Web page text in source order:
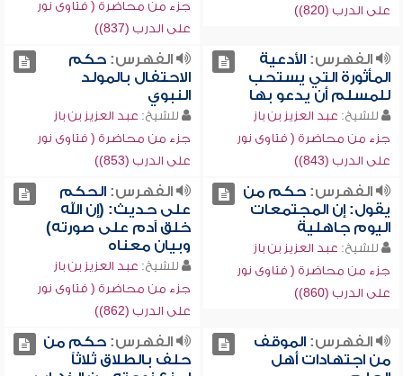
على الدرب (820))
جزء من محاضرة ( فتاوى نور
على الدرب (837))
الفهرس:الأدعية
المأثورة التي يستحب
للمسلم أن يدعو بها
للشيخ: عبد العزيز بن باز
جزء من محاضرة ( فتاوى نور
على الدرب (843))
الفهرس:حكم
الاحتفال بالمولد
النبوي
للشيخ: عبد العزيز بن باز
جزء من محاضرة ( فتاوى نور
على الدرب (853))
الفهرس:حكم من
يقول: إن المجتمعات
اليوم جاهلية
للشيخ: عبد العزيز بن باز
جزء من محاضرة ( فتاوى نور
على الدرب (860))
الفهرس:الحكم
على حديث: (إن الله
خلق آدم على صورته)
وبيان معناه
للشيخ: عبد العزيز بن باز
جزء من محاضرة ( فتاوى نور
على الدرب (862))
الفهرس:الموقف
من اجتهادات أهل
الفهرس:حكم من
حلف بالطلاق ثلاثاً